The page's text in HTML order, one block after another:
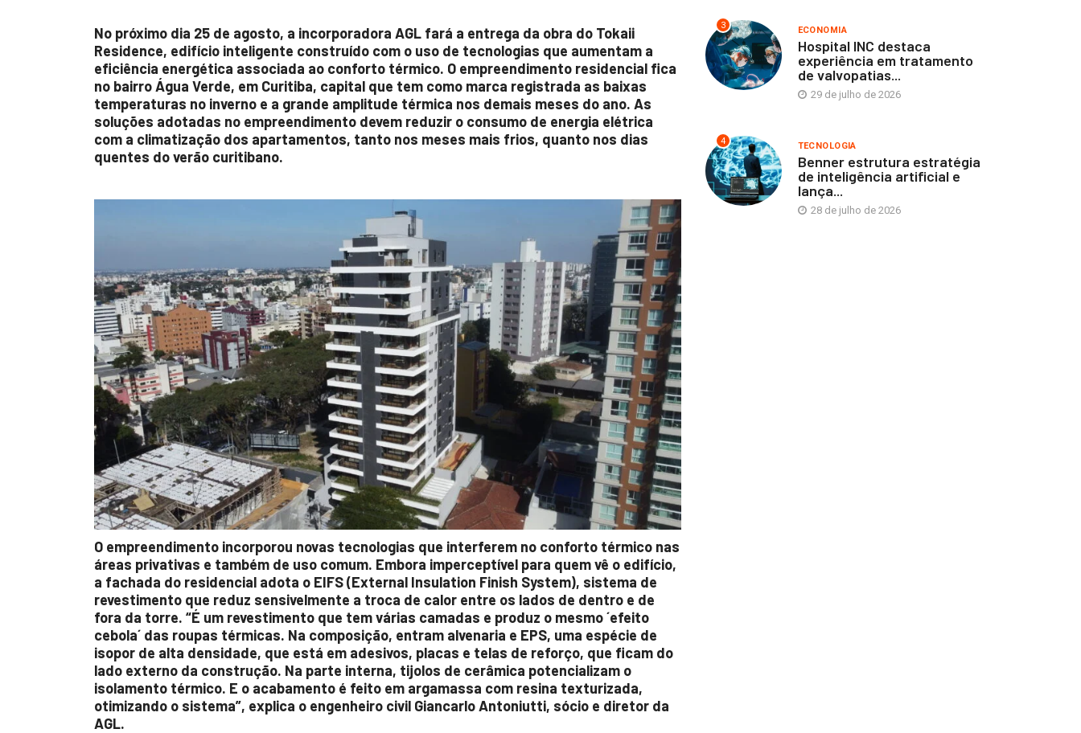
No próximo dia 25 de agosto, a incorporadora AGL fará a entrega da obra do Tokaii
Residence, edifício inteligente construído com o uso de tecnologias que aumentam a
eficiência energética associada ao conforto térmico. O empreendimento residencial fica
no bairro Água Verde, em Curitiba, capital que tem como marca registrada as baixas
temperaturas no inverno e a grande amplitude térmica nos demais meses do ano. As
soluções adotadas no empreendimento devem reduzir o consumo de energia elétrica
com a climatização dos apartamentos, tanto nos meses mais frios, quanto nos dias
quentes do verão curitibano.
O empreendimento incorporou novas tecnologias que interferem no conforto térmico nas
áreas privativas e também de uso comum. Embora imperceptível para quem vê o edifício,
a fachada do residencial adota o EIFS (External Insulation Finish System), sistema de
revestimento que reduz sensivelmente a troca de calor entre os lados de dentro e de
fora da torre. “É um revestimento que tem várias camadas e produz o mesmo ´efeito
cebola´ das roupas térmicas. Na composição, entram alvenaria e EPS, uma espécie de
isopor de alta densidade, que está em adesivos, placas e telas de reforço, que ficam do
lado externo da construção. Na parte interna, tijolos de cerâmica potencializam o
isolamento térmico. E o acabamento é feito em argamassa com resina texturizada,
otimizando o sistema”, explica o engenheiro civil Giancarlo Antoniutti, sócio e diretor da
AGL.
3 ECONOMIA
Hospital INC destaca
experiência em tratamento
de valvopatias...
29 de julho de 2026
4 TECNOLOGIA
Benner estrutura estratégia
de inteligência artificial e
lança...
28 de julho de 2026